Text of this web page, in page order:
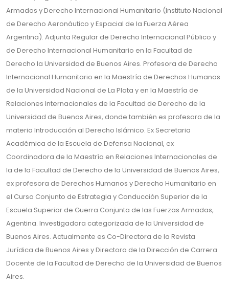
Armados y Derecho Internacional Humanitario (Instituto Nacional
de Derecho Aeronáutico y Espacial de la Fuerza Aérea
Argentina). Adjunta Regular de Derecho Internacional Público y
de Derecho Internacional Humanitario en la Facultad de
Derecho la Universidad de Buenos Aires. Profesora de Derecho
Internacional Humanitario en la Maestría de Derechos Humanos
de la Universidad Nacional de La Plata y en la Maestría de
Relaciones Internacionales de la Facultad de Derecho de la
Universidad de Buenos Aires, donde también es profesora de la
materia Introducción al Derecho Islámico. Ex Secretaria
Académica de la Escuela de Defensa Nacional, ex
Coordinadora de la Maestría en Relaciones Internacionales de
la de la Facultad de Derecho de la Universidad de Buenos Aires,
ex profesora de Derechos Humanos y Derecho Humanitario en
el Curso Conjunto de Estrategia y Conducción Superior de la
Escuela Superior de Guerra Conjunta de las Fuerzas Armadas,
Agentina. Investigadora categorizada de la Universidad de
Buenos Aires. Actualmente es Co-Directora de la Revista
Jurídica de Buenos Aires y Directora de la Dirección de Carrera
Docente de la Facultad de Derecho de la Universidad de Buenos
Aires.